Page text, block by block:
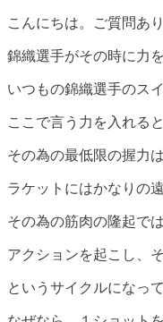
こんにちは。ご質問あ
錦織選手がその時に力
いつもの錦織選手のス
ここで言う力を入れる
その為の最低限の握力
ラケットにはかなりの
その為の筋肉の隆起で
アクションを起こし、
というサイクルになっ